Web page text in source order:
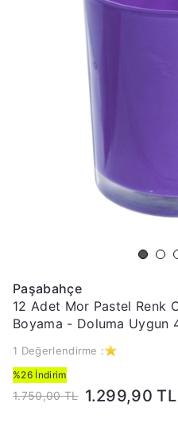
Paşabahçe
12 Adet Mor Pastel Renk
Boyama - Doluma Uygun
1 Değerlendirme :
%26 İndirim
1.750,00 TL 1.299,90 TL